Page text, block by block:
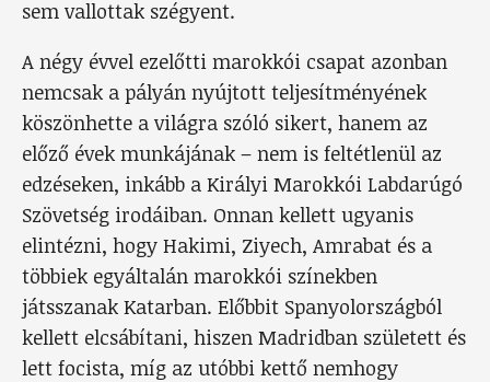
sem vallottak szégyent.
A négy évvel ezelőtti marokkói csapat azonban
nemcsak a pályán nyújtott teljesítményének
köszönhette a világra szóló sikert, hanem az
előző évek munkájának – nem is feltétlenül az
edzéseken, inkább a Királyi Marokkói Labdarúgó
Szövetség irodáiban. Onnan kellett ugyanis
elintézni, hogy Hakimi, Ziyech, Amrabat és a
többiek egyáltalán marokkói színekben
játsszanak Katarban. Előbbit Spanyolországból
kellett elcsábítani, hiszen Madridban született és
lett focista, míg az utóbbi kettő nemhogy